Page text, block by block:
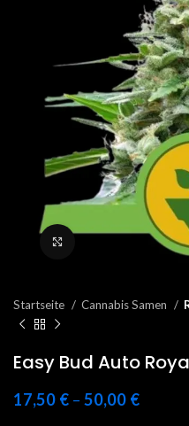
Click to enlarge
Startseite Cannabis Samen
Easy Bud Auto
17,50 € – 50,00 €